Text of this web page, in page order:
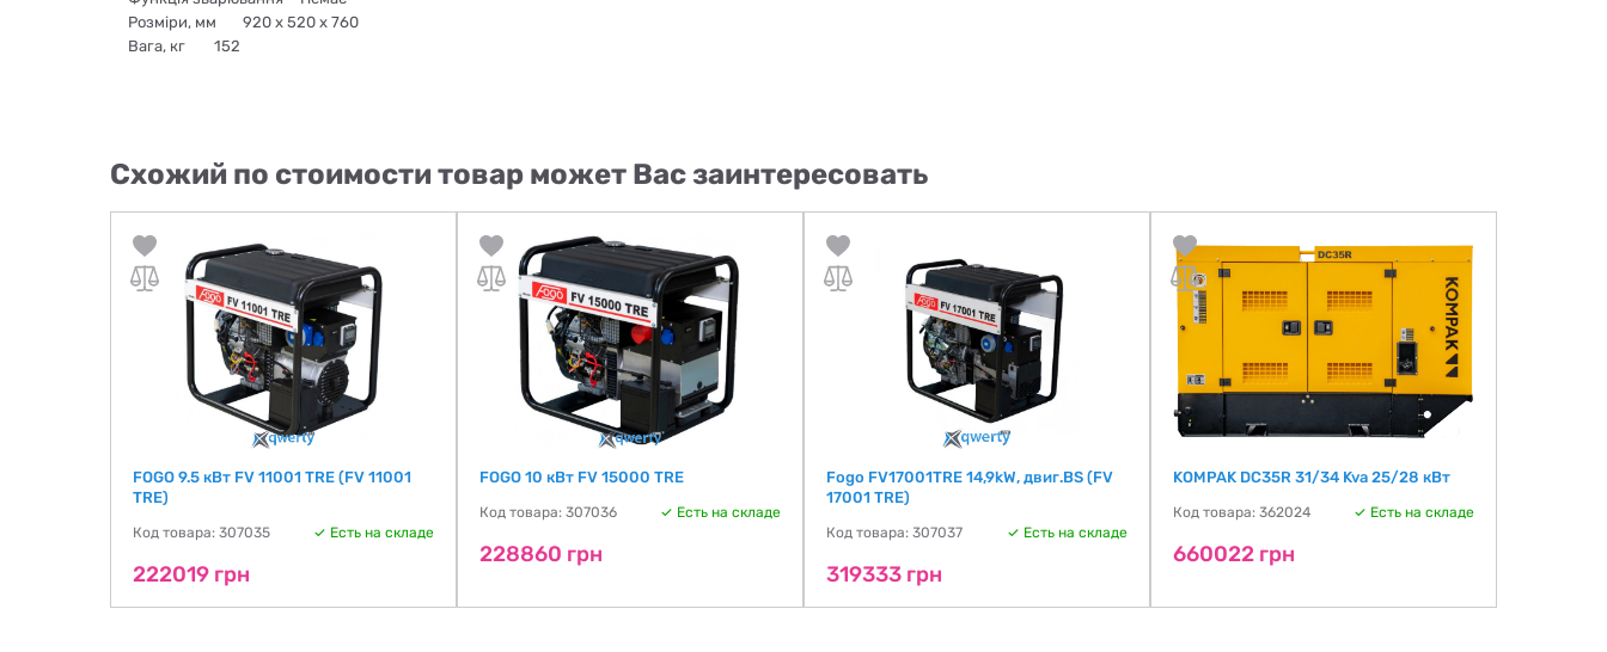
Розміри, мм
920 x 520 x 760
Вага, кг
152
Схожий по стоимости товар может Вас заинтересовать
FOGO 9.5 кВт FV 11001 TRE (FV 11001
TRE)
Код товара: 307035 Есть на складе
222019 грн
FOGO 10 кВт FV 15000 TRE
Код товара: 307036 Есть на складе
228860 грн
Fogo FV17001TRE 14,9kW, двиг.BS (FV
17001 TRE)
Код товара: 307037 Есть на складе
319333 грн
KOMPAK DC35R 31/34 Kva 25/28 кВт
Код товара: 362024 Есть на складе
660022 грн